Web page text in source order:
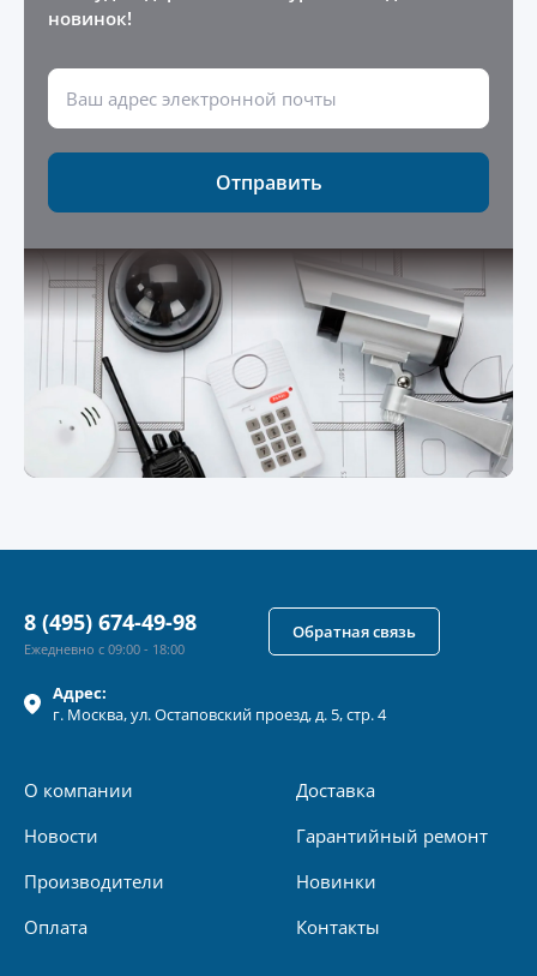
новинок!
Отправить
Адрес:
г. Москва, ул.Остаповский проезд, д. 5, стр. 4
О компании
Новости
Производители
Оплата
Доставка
Гарантийный ремонт
Новинки
Контакты
8 (495) 674-49-98
Ежедневно с 09:00 - 18:00
Обратная связь